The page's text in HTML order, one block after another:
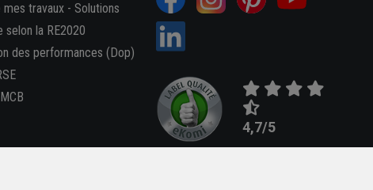
mes travaux- Solutions
selon la RE2020
des performances (Dop)
4,7/5